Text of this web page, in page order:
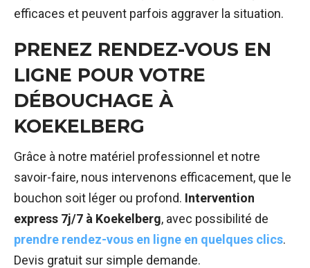
efficaces et peuvent parfois aggraver la situation.
PRENEZ RENDEZ-VOUS EN
LIGNE POUR VOTRE
DÉBOUCHAGE À
KOEKELBERG
Grâce à notre matériel professionnel et notre
savoir-faire, nous intervenons efficacement, que le
bouchon soit léger ou profond. Intervention
express 7j/7 à Koekelberg, avec possibilité de
prendre rendez-vous en ligne en quelques clics.
Devis gratuit sur simple demande.